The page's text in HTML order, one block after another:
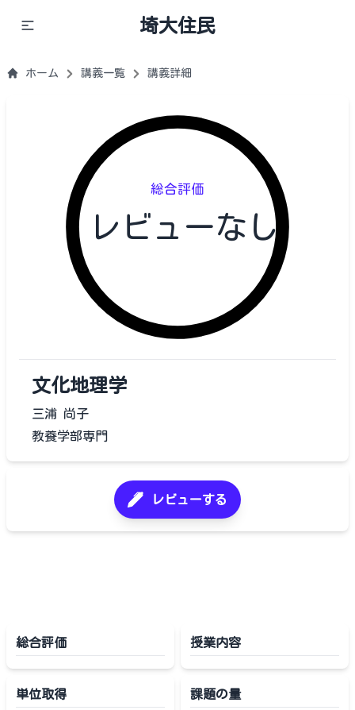
埼大住民
ホーム 講義一覧 講義詳細
総合評価
レビューなし
文化地理学
三浦 尚子
教養学部専門
レビューする
総合評価 授業内容
単位取得 課題の量